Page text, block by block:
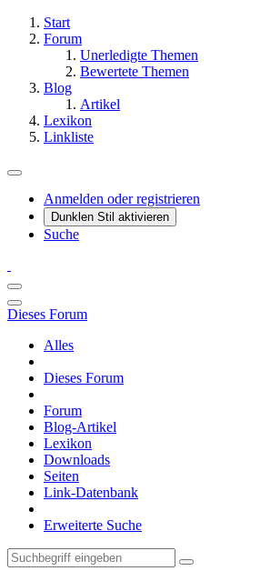
Start
Forum
Unerledigte Themen
Bewertete Themen
Blog
Artikel
Lexikon
Linkliste
Anmelden oder registrieren
Dunklen Stil aktivieren
Suche
Dieses Forum
Alles
Dieses Forum
Forum
Blog-Artikel
Lexikon
Downloads
Seiten
Link-Datenbank
Erweiterte Suche